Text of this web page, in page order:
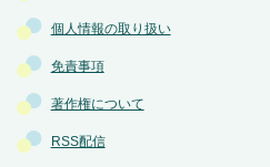
個人情報の取り扱い
免責事項
著作権について
RSS配信